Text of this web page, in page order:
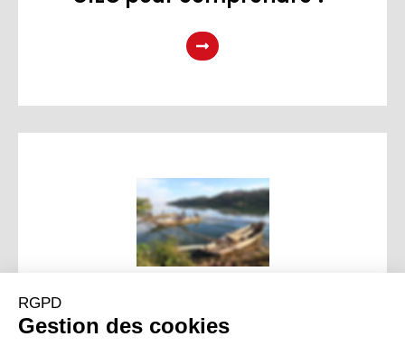
d’adaptation et d’espoir